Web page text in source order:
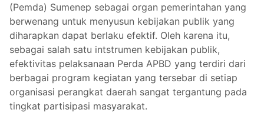
(Pemda) Sumenep sebagai organ pemerintahan yang
berwenang untuk menyusun kebijakan publik yang
diharapkan dapat berlaku efektif. Oleh karena itu,
sebagai salah satu intstrumen kebijakan publik,
efektivitas pelaksanaan Perda APBD yang terdiri dari
berbagai program kegiatan yang tersebar di setiap
organisasi perangkat daerah sangat tergantung pada
tingkat partisipasi masyarakat.